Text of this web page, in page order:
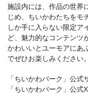
施設内には、作品の世界
じめ、ちいかわたちをモ
しか手に入らない限定ア
ど、魅力的なコンテンツ
かわいいとユーモアにあ
でぜひお楽しみください。
「ちいかわパーク」公式
「ちいかわパーク」公式X